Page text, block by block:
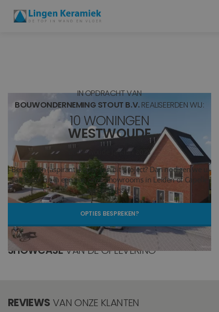
PVC
MEER PRODUCTEN
SHOWROOM BEZOEKEN
Stijlstudio's
Projecten
Blog
Tegelviewer
IN OPDRACHT VAN
BOUWONDERNEMING STOUT B.V.REALISEERDEN WIJ:
10 WONINGEN
WESTWOUDE
Zoeterwoude Januari 2020
Bent u een (aspirant) koper van dit project? Dan nodigen we u
van harte uit in een van onze showrooms in Leiden of Capelle
aan den IJssel.
OPTIES BESPREKEN?
SHOWCASEVAN DE OPLEVERING
REVIEWS VAN ONZE KLANTEN